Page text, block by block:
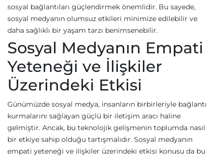
sosyal bağlantıları güçlendirmek önemlidir. Bu sayede,
sosyal medyanın olumsuz etkileri minimize edilebilir ve
daha sağlıklı bir yaşam tarzı benimsenebilir.
Sosyal Medyanın Empati
Yeteneği ve İlişkiler
Üzerindeki Etkisi
Günümüzde sosyal medya, insanların birbirleriyle bağlantı
kurmalarını sağlayan güçlü bir iletişim aracı haline
gelmiştir. Ancak, bu teknolojik gelişmenin toplumda nasıl
bir etkiye sahip olduğu tartışmalıdır. Sosyal medyanın
empati yeteneği ve ilişkiler üzerindeki etkisi konusu da bu